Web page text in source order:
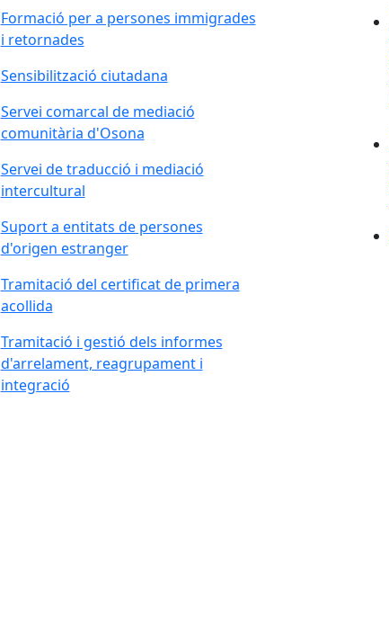
Formació per a persones immigrades
i retornades
Sensibilització ciutadana
Servei comarcal de mediació
comunitària d'Osona
Servei de traducció i mediació
intercultural
Suport a entitats de persones
d'origen estranger
Tramitació del certificat de primera
acollida
Tramitació i gestió dels informes
d'arrelament, reagrupament i
integració